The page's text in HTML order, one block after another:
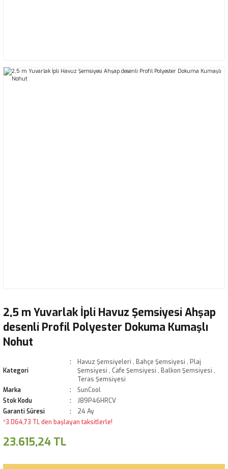
2,5 m Yuvarlak İpli Havuz Şemsiyesi Ahşap
desenli Profil Polyester Dokuma Kumaşlı
Nohut
Kategori
Havuz Şemsiyeleri , Bahçe Şemsiyesi , Plaj
Şemsiyesi , Cafe Şemsiyesi , Balkon Şemsiyesi ,
Teras Şemsiyesi
Marka
SunCool
Stok Kodu
J89P46HRCV
Garanti Süresi
24 Ay
*3.064,73 TL den başlayan taksitlerle!
23.615,24 TL